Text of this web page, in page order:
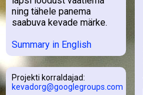
ning tähele panema
saabuva kevade märke.
Summary in English
Projekti korraldajad:
kevadorg@googlegroups.com